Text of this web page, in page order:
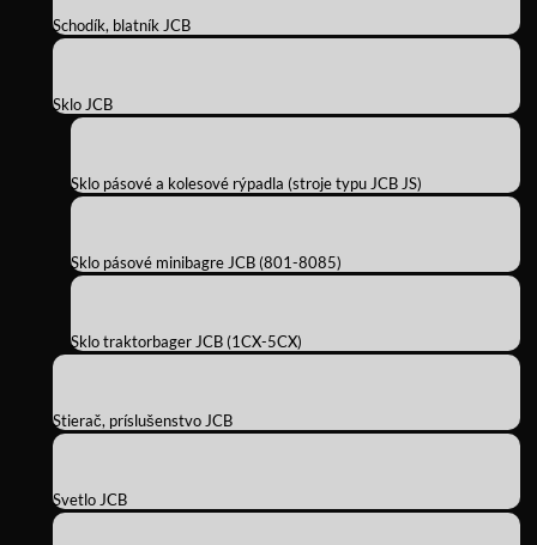
Schodík, blatník JCB
Sklo JCB
Sklo pásové a kolesové rýpadla (stroje typu JCB JS)
Sklo pásové minibagre JCB (801-8085)
Sklo traktorbager JCB (1CX-5CX)
Stierač, príslušenstvo JCB
Svetlo JCB